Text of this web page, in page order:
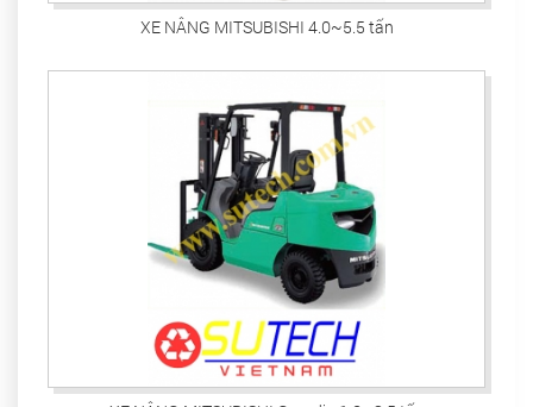
XE NÂNG MITSUBISHI 4.0~5.5 tấn